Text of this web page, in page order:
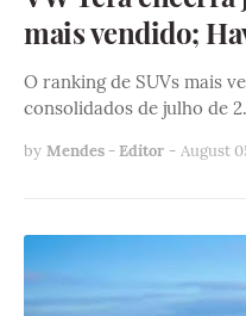
mais vendido;
O ranking de SUVs mais
consolidados de julho de
by Mendes - Editor - August